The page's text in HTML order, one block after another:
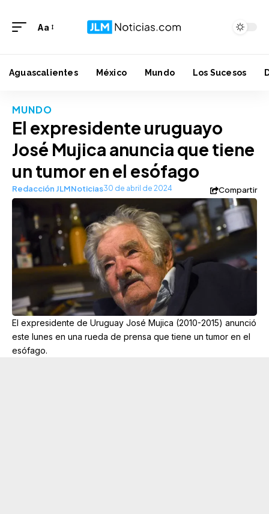
Aa
Aguascalientes México Mundo Los Sucesos
MUNDO
El expresidente uruguayo
José Mujica anuncia que tiene
un tumor en el esófago
Redacción JLMNoticias30 de abril de 2024 Compartir
El expresidente de Uruguay José Mujica (2010-2015) anunció
este lunes en una rueda de prensa que tiene un tumor en el
esófago.